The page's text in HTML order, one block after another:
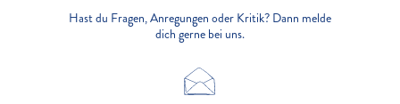
Hast du Fragen, Anregungen oder Kritik? Dann melde
dich gerne bei uns.